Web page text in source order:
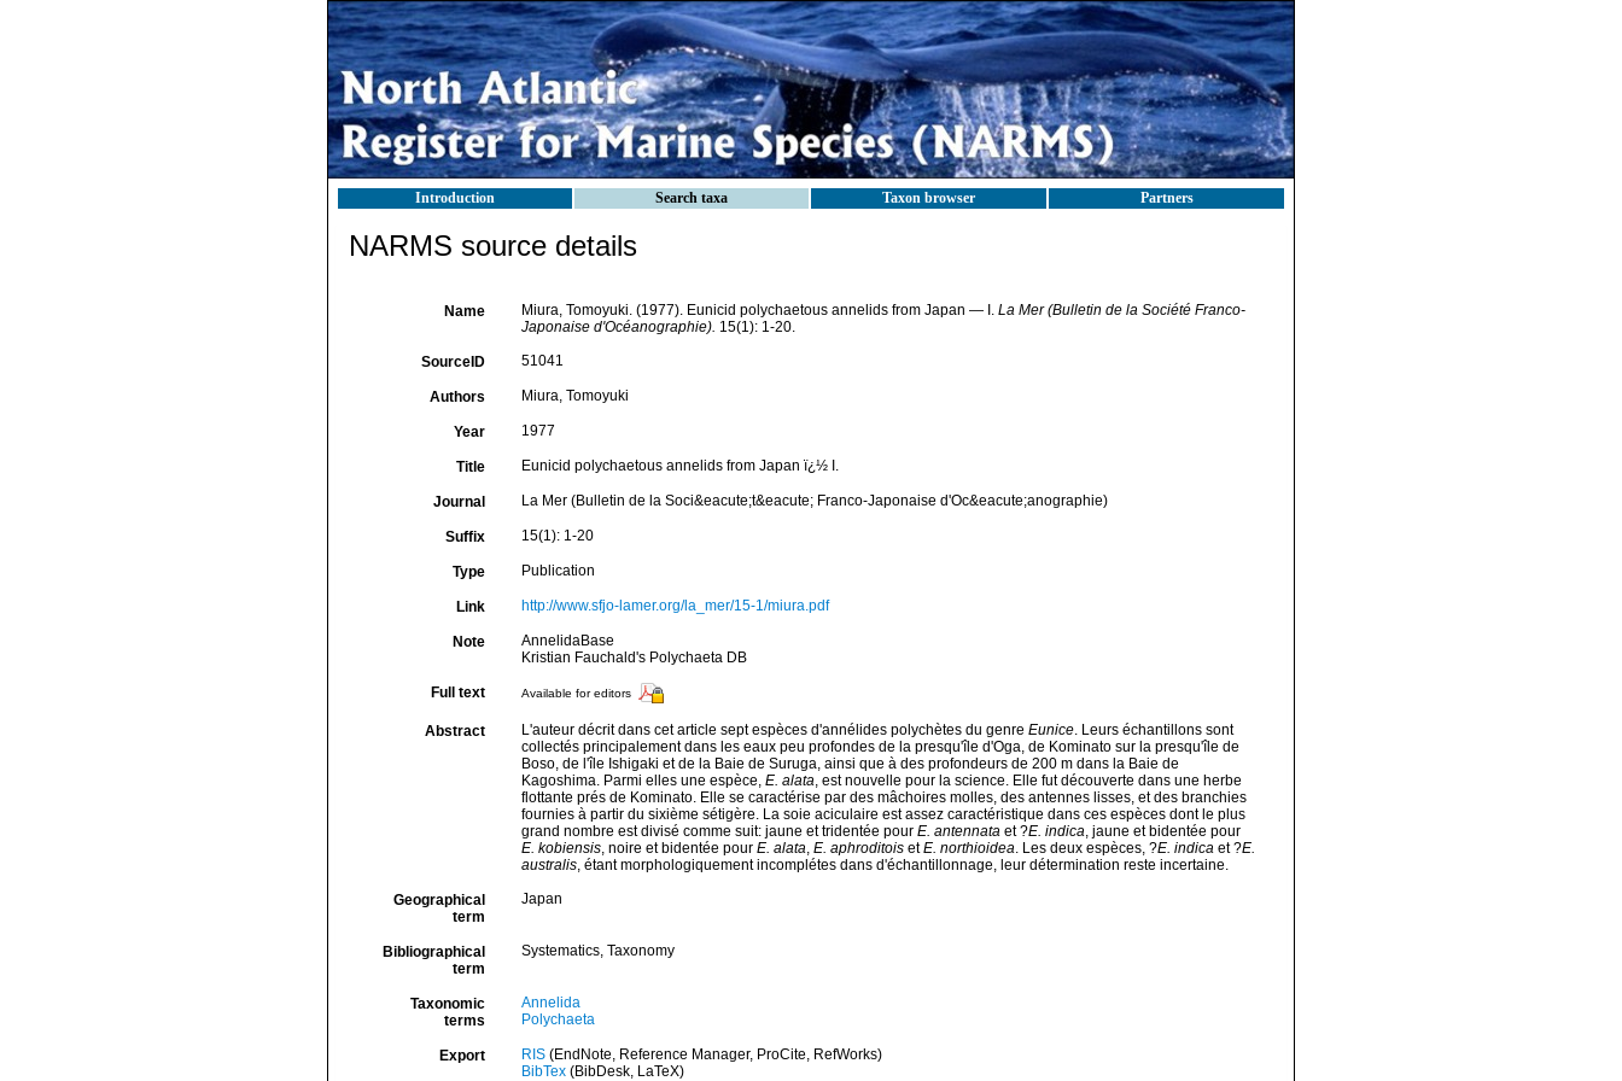
Introduction Search taxa Taxon browser Partners
NARMS source details
Name Miura, Tomoyuki. (1977). Eunicid polychaetous annelids from Japan — I. La Mer (Bulletin de la Société Franco-
Japonaise d'Océanographie). 15(1): 1-20.
SourceID 51041
Authors Miura, Tomoyuki
Year 1977
Title Eunicid polychaetous annelids from Japan ï¿½ I.
Journal La Mer (Bulletin de la Soci&eacute;t&eacute; Franco-Japonaise d'Oc&eacute;anographie)
Suffix 15(1): 1-20
Type Publication
Link http://www.sfjo-lamer.org/la_mer/15-1/miura.pdf
Note
AnnelidaBase
Kristian Fauchald's Polychaeta DB
Full text Available for editors
Abstract L'auteur décrit dans cet article sept espèces d'annélides polychètes du genre Eunice. Leurs échantillons sont
collectés principalement dans les eaux peu profondes de la presqu'île d'Oga, de Kominato sur la presqu'île de
Boso, de l'île Ishigaki et de la Baie de Suruga, ainsi que à des profondeurs de 200 m dans la Baie de
Kagoshima. Parmi elles une espèce, E. alata, est nouvelle pour la science. Elle fut découverte dans une herbe
flottante prés de Kominato. Elle se caractérise par des mâchoires molles, des antennes lisses, et des branchies
fournies à partir du sixième sétigère. La soie aciculaire est assez caractéristique dans ces espèces dont le plus
grand nombre est divisé comme suit: jaune et tridentée pour E. antennataet ?E. indica, jaune et bidentée pour
E. kobiensis, noire et bidentée pour E. alata, E. aphroditoisetE. northioidea. Les deux espèces, ?E. indicaet ?E.
australis, étant morphologiquement incomplétes dans d'échantillonnage, leur détermination reste incertaine.
Geographical
term
Japan
Bibliographical
term
Systematics, Taxonomy
Taxonomic
terms
Annelida
Polychaeta
Export RIS(EndNote, Reference Manager, ProCite, RefWorks)
BibTex(BibDesk, LaTeX)